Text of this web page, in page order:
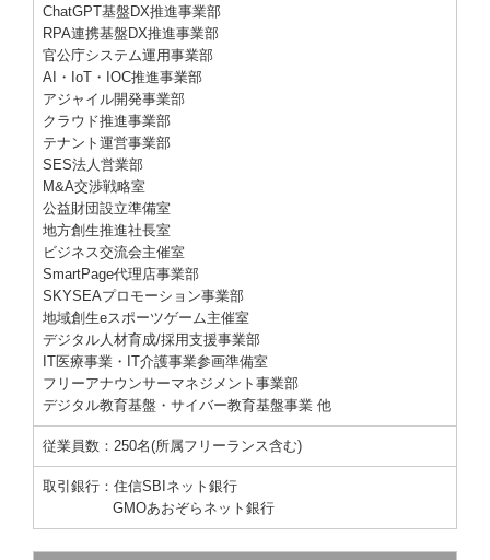
ChatGPT基盤DX推進事業部
RPA連携基盤DX推進事業部
官公庁システム運用事業部
AI・IoT・IOC推進事業部
アジャイル開発事業部
クラウド推進事業部
テナント運営事業部
SES法人営業部
M&A交渉戦略室
公益財団設立準備室
地方創生推進社長室
ビジネス交流会主催室
SmartPage代理店事業部
SKYSEAプロモーション事業部
地域創 生eスポーツゲーム主催室
デジタル人材育成/採用支援事業部
IT医療事業・IT介護事業参画準備室
フリーアナウンサーマネジメント事業部
デジタル教育基盤・サイバー教育基盤事業 他
従業員数：250名(所属フリーランス含む)
取引銀行：住信SBIネット銀行
GMOあおぞらネット銀行